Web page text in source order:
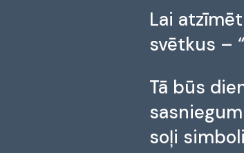
Lai
svētkus –
Tā būs
soļi